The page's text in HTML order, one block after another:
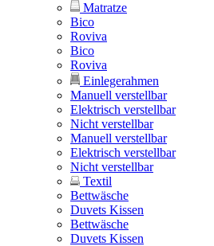
Matratze
Bico
Roviva
Bico
Roviva
Einlegerahmen
Manuell verstellbar
Elektrisch verstellbar
Nicht verstellbar
Manuell verstellbar
Elektrisch verstellbar
Nicht verstellbar
Textil
Bettwäsche
Duvets Kissen
Bettwäsche
Duvets Kissen